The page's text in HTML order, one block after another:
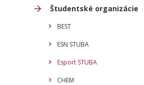
Študentské organizácie
BEST
ESN STUBA
Esport STUBA
CHEM